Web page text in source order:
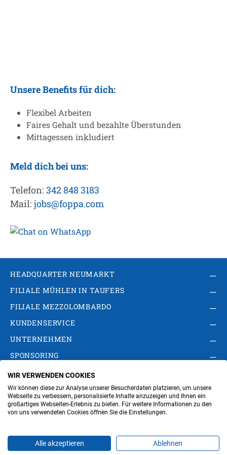
Unsere Benefits für dich:
Flexibel Arbeiten
Faires Gehalt und bezahlte Überstunden
Mittagessen inkludiert
Meld dich bei uns:
Telefon: 342 848 3183
Mail: jobs@foppa.com
HEADQUARTER NEUMARKT
FILIALE MÜHLEN IN TAUFERS
FILIALE MEZZOLOMBARDO
KUNDENSERVICE
UNTERNEHMEN
SPONSORING
AGB Privacy Policy
Impressum
Cookie-Einstellungen ändern
Verwaltung
WIR VERWENDEN COOKIES
Wir können diese zur Analyse unserer Besucherdaten platzieren, um unsere
Webseite zu verbessern, personalisierte Inhalte anzuzeigen und Ihnen ein
großartiges Webseiten-Erlebnis zu bieten. Für weitere Informationen zu den
von uns verwendeten Cookies öffnen Sie die Einstellungen.
Alle akzeptieren Ablehnen